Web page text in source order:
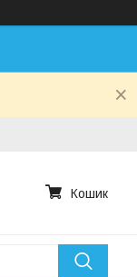
Кошик